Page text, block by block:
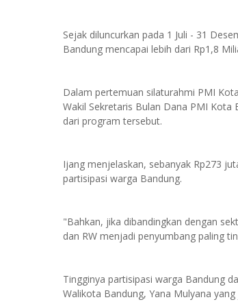
Sejak diluncurkan pada 1 Juli - 31
Bandung mencapai lebih dari Rp1,8
Dalam pertemuan silaturahmi PMI
Wakil Sekretaris Bulan Dana PMI
dari program tersebut.
Ijang menjelaskan, sebanyak Rp273
partisipasi warga Bandung.
"Bahkan, jika dibandingkan dengan
dan RW menjadi penyumbang paling
Tingginya partisipasi warga Bandung
Walikota Bandung, Yana Mulyana